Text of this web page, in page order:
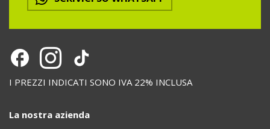
I PREZZI INDICATI SONO IVA 22% INCLUSA
La nostra azienda